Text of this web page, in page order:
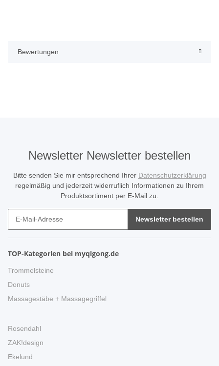
Bewertungen
Newsletter Newsletter bestellen
Bitte senden Sie mir entsprechend Ihrer Datenschutzerklärung
regelmäßig und jederzeit widerruflich Informationen zu Ihrem
Produktsortiment per E-Mail zu.
Newsletter bestellen
TOP-Kategorien bei myqigong.de
Trommelsteine
Donuts
Massagestäbe + Massagegriffel
Rosendahl
ZAK!design
Ekelund